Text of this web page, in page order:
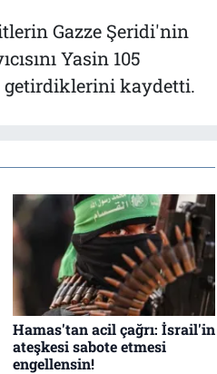
Gazze Şeridi'nin
Yasin 105
getirdiklerini kaydetti.
Hamas'tan acil çağrı: İsrail'in
ateşkesi sabote etmesi
engellensin!